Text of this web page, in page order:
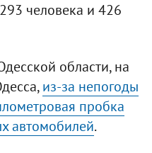
человека и 426
области, на
из-за непогоды
пробка
автомобилей.